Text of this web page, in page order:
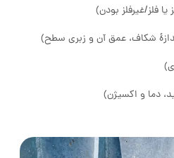
فلز/غیرفلز بودن)
شکاف، عمق آن و زبری سطح)